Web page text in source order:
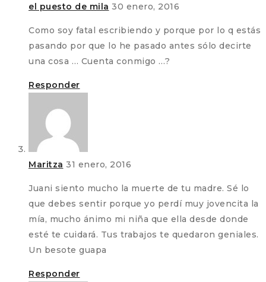
el puesto de mila 30 enero, 2016
Como soy fatal escribiendo y porque por lo q estás
pasando por que lo he pasado antes sólo decirte
una cosa … Cuenta conmigo …?
Responder
Maritza 31 enero, 2016
Juani siento mucho la muerte de tu madre. Sé lo
que debes sentir porque yo perdí muy jovencita la
mía, mucho ánimo mi niña que ella desde donde
esté te cuidará. Tus trabajos te quedaron geniales.
Un besote guapa
Responder